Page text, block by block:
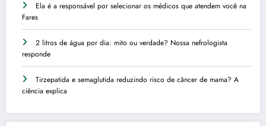
Ela é a responsável por selecionar os médicos que atendem você na
Fares
2 litros de água por dia: mito ou verdade? Nossa nefrologista
responde
Tirzepatida e semaglutida reduzindo risco de câncer de mama? A
ciência explica